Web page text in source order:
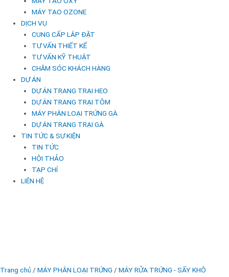
MÁY TẠO OZONE
DỊCH VỤ
CUNG CẤP LẮP ĐẶT
TƯ VẤN THIẾT KẾ
TƯ VẤN KỸ THUẬT
CHĂM SÓC KHÁCH HÀNG
DỰ ÁN
DỰ ÁN TRANG TRẠI HEO
DỰ ÁN TRANG TRẠI TÔM
MÁY PHÂN LOẠI TRỨNG GÀ
DỰ ÁN TRANG TRẠI GÀ
TIN TỨC & SỰ KIỆN
TIN TỨC
HỘI THẢO
TẠP CHÍ
LIÊN HỆ
Trang chủ / MÁY PHÂN LOẠI TRỨNG / MÁY RỬA TRỨNG - SẤY KHÔ